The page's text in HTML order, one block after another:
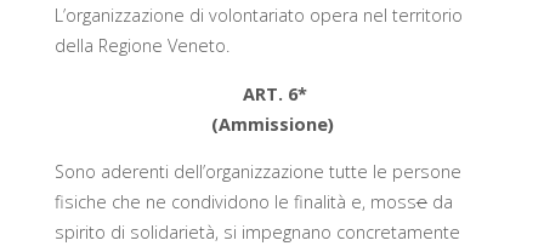
L’organizzazione di volontariato opera nel territorio
della Regione Veneto.
ART. 6*
(Ammissione)
Sono aderenti dell’organizzazione tutte le persone
fisiche che ne condividono le finalità e, mosseda
spirito di solidarietà, si impegnano concretamente